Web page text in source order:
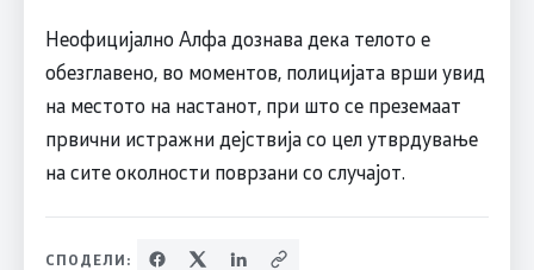
Неофицијално Алфа дознава дека телото е
обезглавено, во моментов, полицијата врши увид
на местото на настанот, при што се преземаат
првични истражни дејствија со цел утврдување
на сите околности поврзани со случајот.
СПОДЕЛИ: